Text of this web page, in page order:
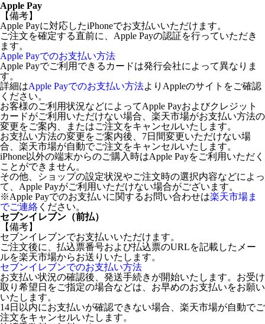
Apple Pay
【備考】
Apple Payに対応したiPhoneでお支払いいただけます。
ご注文を確定する直前に、Apple Payの認証を行っていただき
ます。
Apple Payでのお支払い方法
Apple Payでご利用できるカードは発行会社によって異なりま
す。
詳細はApple Payでのお支払い方法よりAppleのサイトをご確認
ください。
お客様のご利用状況などによってApple Payおよびクレジット
カードがご利用いただけない場合、楽天市場がお支払い方法の
変更をご案内、またはご注文をキャンセルいたします。
お支払い方法の変更をご案内後、7日間変更いただけない場
合、楽天市場が自動でご注文をキャンセルいたします。
iPhone以外の端末からのご購入時はApple Payをご利用いただく
ことができません。
その他、ショップの設定状況やご注文時の選択内容などによっ
て、Apple Payがご利用いただけない場合がございます。
※Apple Payでのお支払いに関するお問い合わせは楽天市場ま
でご連絡 ください。
セブンイレブン（前払）
【備考】
セブンイレブンでお支払いいただけます。
ご注文後に、払込票番号および払込票のURLを記載したメー
ルを楽天市場からお送りいたします。
セブンイレブンでのお支払い方法
お支払い状況の確認後、発送手続きが開始いたします。お受け
取り希望日をご指定の場合などは、お早めのお支払いをお願い
いたします。
14日以内にお支払いが確認できない場合、楽天市場が自動でご
注文をキャンセルいたします。